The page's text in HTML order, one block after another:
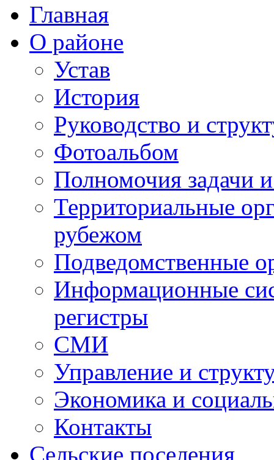
Главная
О районе
Устав
История
Руководство и
Фотоальбом
Полномочия задачи
Территориальные
рубежом
Подведомственные
Информационные
регистры
СМИ
Управление и
Экономика и
Контакты
Сельские поселения